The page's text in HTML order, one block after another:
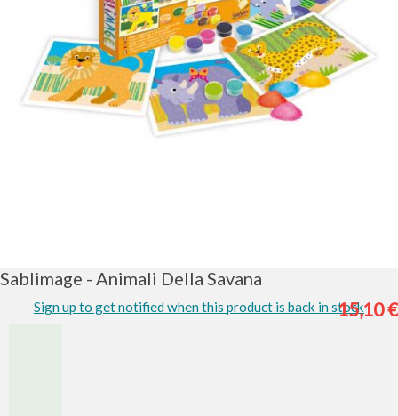
galleria
di
immagini
Sablimage - Animali Della Savana
15,10 €
Sign up to get notified when this product is back in stock